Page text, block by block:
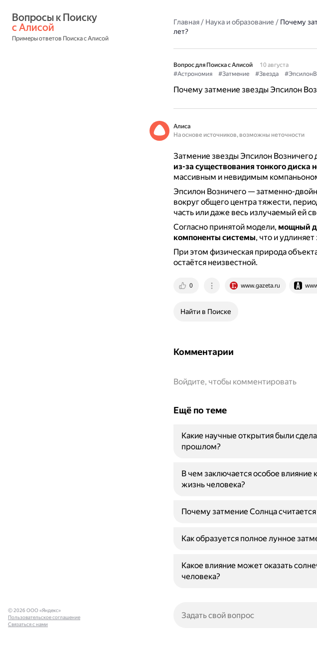
с Алисой
Примеры ответов Поиска с Алисой
Главная/ Наука и образование / Почему
лет?
Вопрос для Поиска с Алисой
10 августа
#Астрономия
#Затмение #Звезда
Почему затмение звезды Эпсилон
Алиса
На основе источников, возможны неточности
Затмение звезды Эпсилон Возничего
из-за существования тонкого диска
массивным и невидимым
Эпсилон Возничего — затменно-
вокруг общего центра тяжести,
часть или даже весь излучаемый ей
Согласно принятой модели, мощный
компоненты системы, что и
При этом физическая природа
остаётся неизвестной.
0 www.gazeta.ru
Найти в Поиске
Комментарии
Войдите, чтобы комментировать
Ещё по теме
Какие научные открытия были
прошлом?
В чем заключается особое влияние
жизнь человека?
Почему затмение Солнца
Как образуется полное лунное
Какое влияние может оказать
человека?
© 2026 ООО «Яндекс»
Пользовательское соглашение
Связаться с нами